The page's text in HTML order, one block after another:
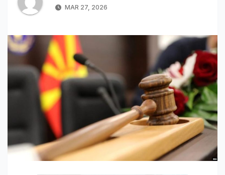
MAR 27, 2026